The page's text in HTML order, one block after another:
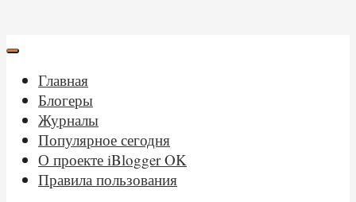
Главная
Блогеры
Журналы
Популярное сегодня
О проекте iBlogger OK
Правила пользования